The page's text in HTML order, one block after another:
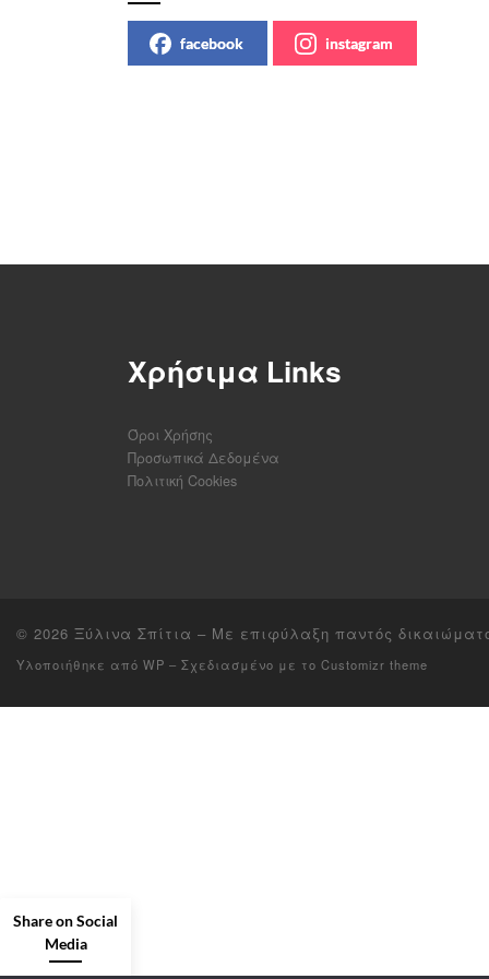
facebook instagram
Χρήσιμα Links
Όροι Χρήσης
Προσωπικά Δεδομένα
Πολιτική Cookies
© 2026 Ξύλινα Σπίτια – Με επιφύλαξη παντός
Υλοποιήθηκε από WP – Σχεδιασμένο με το Customizr theme
Share on Social
Media